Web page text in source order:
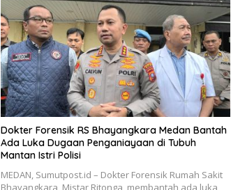
Dokter Forensik RS Bhayangkara Medan Bantah
Ada Luka Dugaan Penganiayaan di Tubuh
Mantan Istri Polisi
MEDAN, Sumutpost.id – Dokter Forensik Rumah Sakit
Bhayangkara, Mistar Ritonga, membantah ada luka